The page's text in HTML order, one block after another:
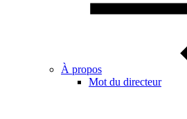
À propos
Mot du directeur